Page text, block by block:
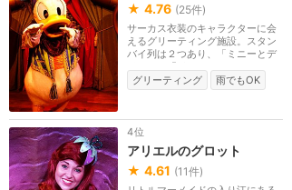
★ 4.76 (25件)
サーカス衣装のキャラクターに会
えるグリーティング施設。スタン
バイ列は２つあり、「ミニーとデ
イジー」「ドナル...
グリーティング
雨でもOK
4位
アリエルのグロット
★ 4.61 (11件)